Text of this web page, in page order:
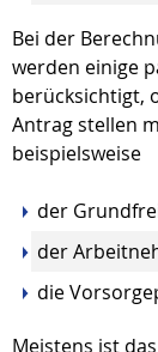
Bei der
werden einige
berücksichtigt,
Antrag stellen
beispielsweise
der
der
die
Meistens ist